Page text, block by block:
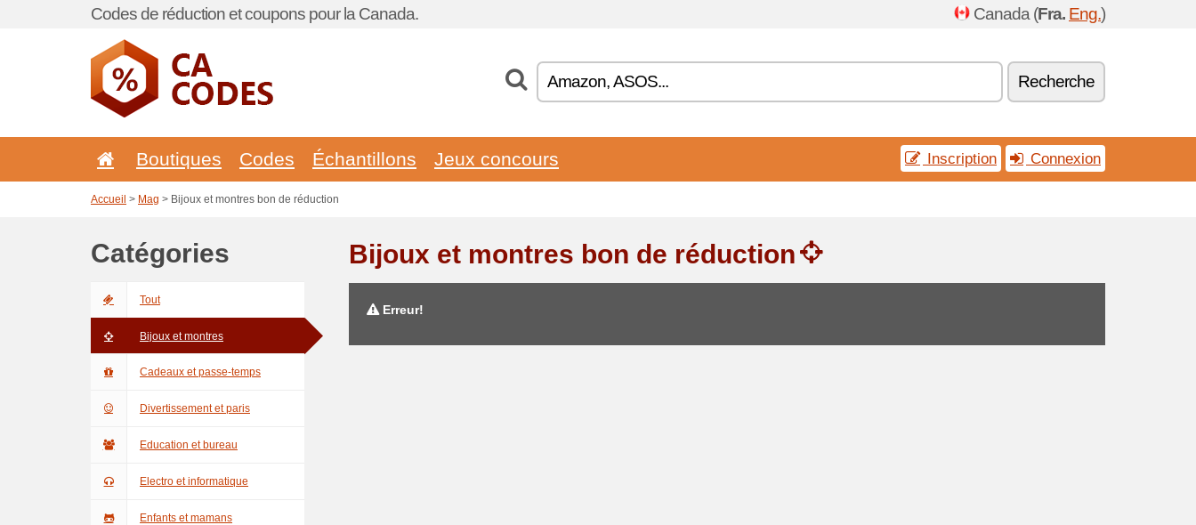
Codes de réduction et coupons pour la Canada. Canada (Fra. Eng.)
Recherche
Boutiques Codes Échantillons Jeux concours Inscription Connexion
Accueil > Mag > Bijoux et montres bon de réduction
Catégories
Tout
Bijoux et montres
Cadeaux et passe-temps
Divertissement et paris
Education et bureau
Electro et informatique
Enfants et mamans
Bijoux et montres bon de réduction
Erreur!